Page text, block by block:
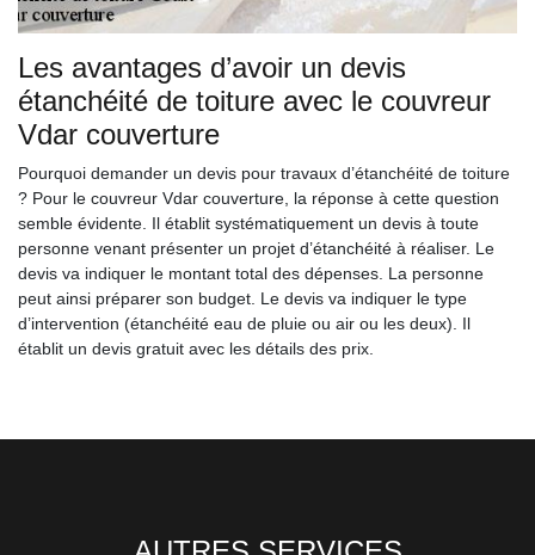
Les avantages d’avoir un devis
étanchéité de toiture avec le couvreur
Vdar couverture
Pourquoi demander un devis pour travaux d’étanchéité de toiture
? Pour le couvreur Vdar couverture, la réponse à cette question
semble évidente. Il établit systématiquement un devis à toute
personne venant présenter un projet d’étanchéité à réaliser. Le
devis va indiquer le montant total des dépenses. La personne
peut ainsi préparer son budget. Le devis va indiquer le type
d’intervention (étanchéité eau de pluie ou air ou les deux). Il
établit un devis gratuit avec les détails des prix.